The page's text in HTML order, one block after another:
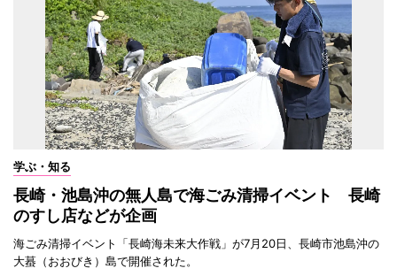
学ぶ・知る
長崎・池島沖の無人島で海ごみ清掃イベント 長崎
のすし店などが企画
海ごみ清掃イベント「長崎海未来大作戦」が7月20日、長崎市池島沖の
大蟇（おおびき）島で開催された。